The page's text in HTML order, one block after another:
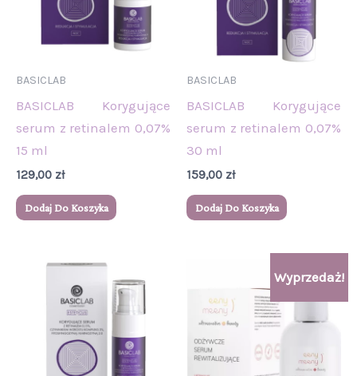
BASICLAB
BASICLAB Korygujące
serum z retinalem 0,07%
15 ml
129,00 zł
Dodaj Do Koszyka
BASICLAB
BASICLAB Korygujące
serum z retinalem 0,07%
30 ml
159,00 zł
Dodaj Do Koszyka
Wyprzedaż!
wynosiła:
129,00 zł.
cena